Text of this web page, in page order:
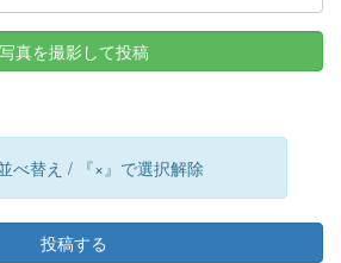
写真を撮影して投稿
べ替え / 『×』で選択解除
投稿する